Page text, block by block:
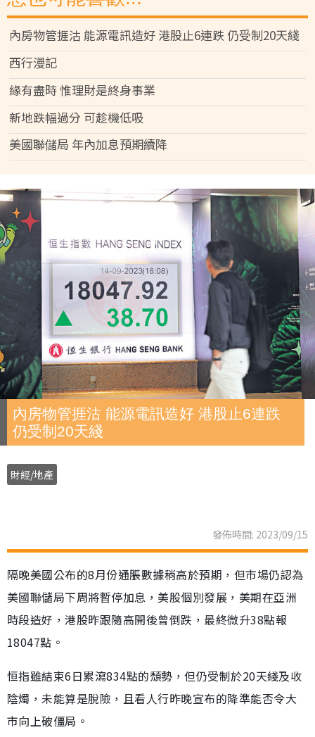
內房物管捱沽 能源電訊造好 港股止6連跌 仍受制20天綫
西行漫記
緣有盡時 惟理財是終身事業
新地跌幅過分 可趁機低吸
美國聯儲局 年內加息預期續降
內房物管捱沽 能源電訊造好 港股止6連跌
仍受制20天綫
財經/地產
發佈時間: 2023/09/15
隔晚美國公布的8月份通脹數據稍高於預期，但市場仍認為
美國聯儲局下周將暫停加息，美股個別發展，美期在亞洲
時段造好，港股昨跟隨高開後曾倒跌，最終微升38點報
18047點。
恒指雖結束6日累瀉834點的頹勢，但仍受制於20天綫及收
陰燭，未能算是脫險，且看人行昨晚宣布的降準能否令大
市向上破僵局。